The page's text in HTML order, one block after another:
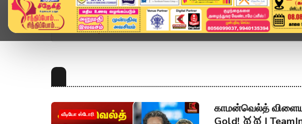
Home Topics
வீடியோ ஸ்டோரி
காமன்வெல்த்